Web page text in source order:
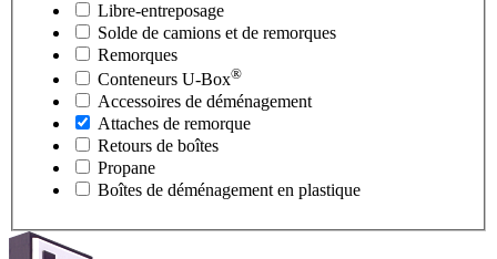
Libre-entreposage
Solde de camions et de remorques
Remorques
Conteneurs U-Box®
Accessoires de déménagement
Attaches de remorque
Retours de boîtes
Propane
Boîtes de déménagement en plastique